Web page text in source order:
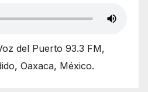
del Puerto 93.3 FM,
Oaxaca, México.